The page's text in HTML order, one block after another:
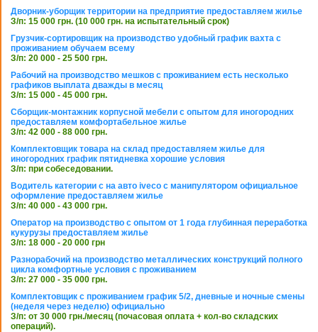
Дворник-уборщик территории на предприятие предоставляем жилье
З/п: 15 000 грн. (10 000 грн. на испытательный срок)
Грузчик-сортировщик на производство удобный график вахта с
проживанием обучаем всему
З/п: 20 000 - 25 500 грн.
Рабочий на производство мешков с проживанием есть несколько
графиков выплата дважды в месяц
З/п: 15 000 - 45 000 грн.
Сборщик-монтажник корпусной мебели с опытом для иногородних
предоставляем комфортабельное жилье
З/п: 42 000 - 88 000 грн.
Комплектовщик товара на склад предоставляем жилье для
иногородних график пятидневка хорошие условия
З/п: при собеседовании.
Водитель категории с на авто iveco с манипулятором официальное
оформление предоставляем жилье
З/п: 40 000 - 43 000 грн.
Оператор на производство с опытом от 1 года глубинная переработка
кукурузы предоставляем жилье
З/п: 18 000 - 20 000 грн
Разнорабочий на производство металлических конструкций полного
цикла комфортные условия с проживанием
З/п: 27 000 - 35 000 грн.
Комплектовщик с проживанием график 5/2, дневные и ночные смены
(неделя через неделю) официально
З/п: от 30 000 грн./месяц (почасовая оплата + кол-во складских
операций).